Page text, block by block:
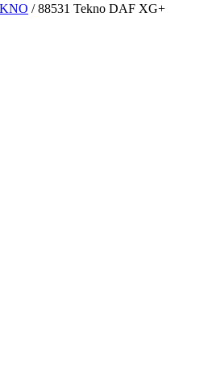
/ 88531 Tekno DAF XG+